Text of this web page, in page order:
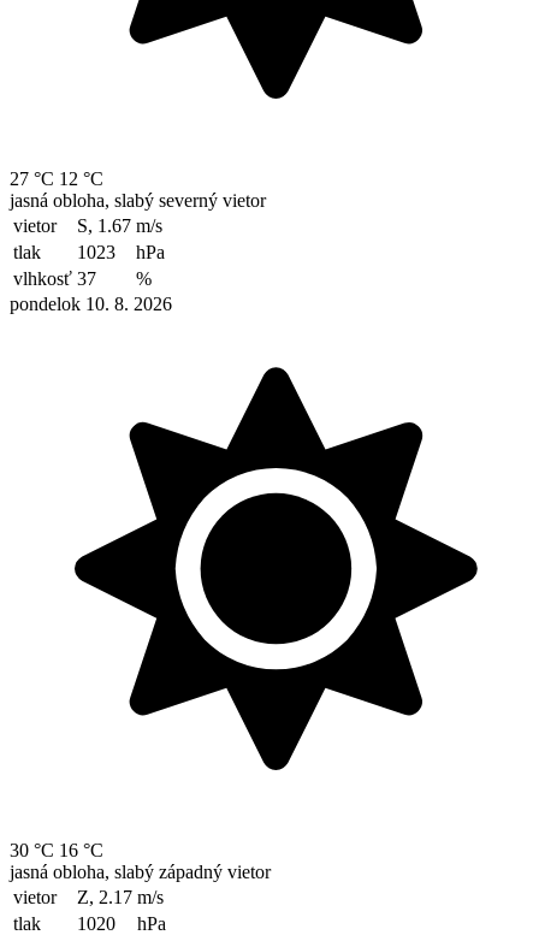
27 °C 12 °C
jasná obloha, slabý severný vietor
vietor
S, 1.67 m/s
tlak
1023
hPa
vlhkosť 37
%
pondelok 10. 8. 2026
30 °C 16 °C
jasná obloha, slabý západný vietor
vietor
Z, 2.17 m/s
tlak
1020
hPa